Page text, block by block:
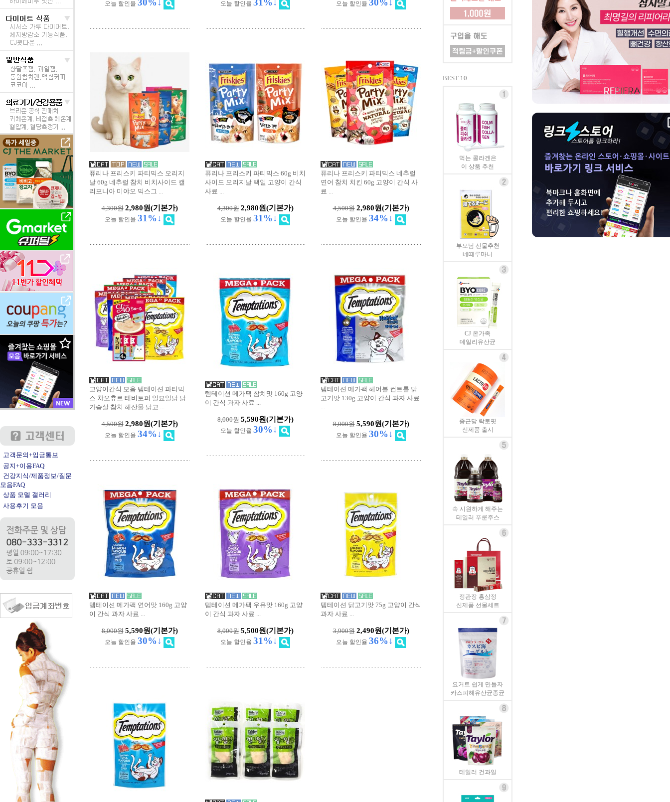
고객문의+입금통보
공지+이용FAQ
건강지식/제품정보/질문
모음FAQ
상품 모델 갤러리
사용후기 모음
오늘 할인율 30%↓ 오늘 할인율 31%↓ 오늘 할인율 30%↓
퓨리나 프리스키 파티믹스 오리지
날 60g 네추럴 참치 비치사이드 캘
리포니아 미야오 믹스그 ...
4,300원 2,980원(기본가)
오늘 할인율 31%↓
퓨리나 프리스키 파티믹스 60g 비치
사이드 오리지날 택일 고양이 간식
사료 ...
4,300원 2,980원(기본가)
오늘 할인율 31%↓
퓨리나 프리스키 파티믹스 네추럴
연어 참치 치킨 60g 고양이 간식 사
료 ...
4,500원 2,980원(기본가)
오늘 할인율 34%↓
고양이간식 모음 템테이션 파티믹
스 챠오츄르 테비토퍼 일묘일닭 닭
가슴살 참치 해산물 닭고 ...
4,500원 2,980원(기본가)
오늘 할인율 34%↓
템테이션 메가팩 참치맛 160g 고양
이 간식 과자 사료 ...
8,000원 5,590원(기본가)
오늘 할인율 30%↓
템테이션 메가팩 헤어볼 컨트롤 닭
고기맛 130g 고양이 간식 과자 사료
...
8,000원 5,590원(기본가)
오늘 할인율 30%↓
템테이션 메가팩 연어맛 160g 고양
이 간식 과자 사료 ...
8,000원 5,590원(기본가)
오늘 할인율 30%↓
템테이션 메가팩 우유맛 160g 고양
이 간식 과자 사료 ...
8,000원 5,500원(기본가)
오늘 할인율 31%↓
템테이션 닭고기맛 75g 고양이 간식
과자 사료 ...
3,900원 2,490원(기본가)
오늘 할인율 36%↓